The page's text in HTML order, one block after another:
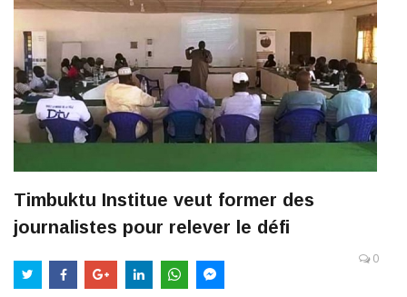
Timbuktu Institue veut former des
journalistes pour relever le défi
0